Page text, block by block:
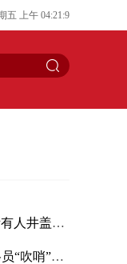
五 上午 04:21:10
你来当“安全哨兵”
背后的大民生